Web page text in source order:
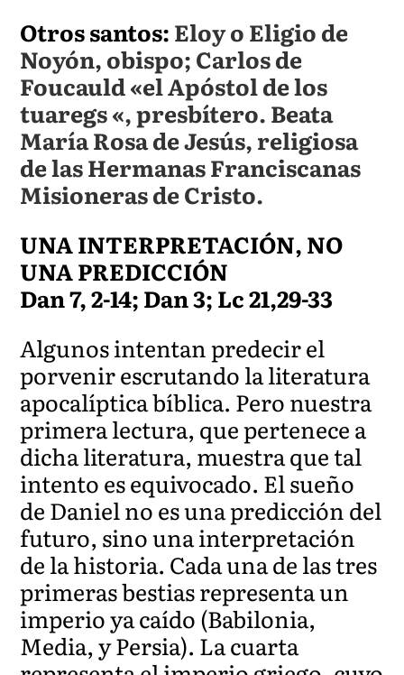
Otros santos:Eloy o Eligio de
Noyón, obispo; Carlos de
Foucauld «el Apóstol de los
tuaregs «, presbítero. Beata
María Rosa de Jesús, religiosa
de las Hermanas Franciscanas
Misioneras de Cristo.
UNA INTERPRETACIÓN, NO
UNA PREDICCIÓN
Dan 7, 2-14; Dan 3; Lc 21,29-33
Algunos intentan predecir el
porvenir escrutando la literatura
apocalíptica bíblica. Pero nuestra
primera lectura, que pertenece a
dicha literatura, muestra que tal
intento es equivocado. El sueño
de Daniel no es una predicción del
futuro, sino una interpretación
de la historia. Cada una de las tres
primeras bestias representa un
imperio ya caído (Babilonia,
Media, y Persia). La cuarta